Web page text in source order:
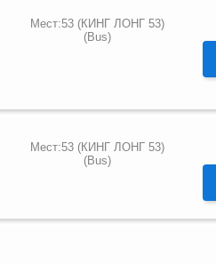
Мест:53 (КИНГ ЛОНГ 53)
(Bus)
Мест:53 (КИНГ ЛОНГ 53)
(Bus)